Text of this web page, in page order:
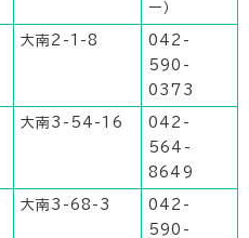
ー）
大南2-1-8
042-
590-
0373
大南3-54-16
042-
564-
8649
大南3-68-3
042-
590-